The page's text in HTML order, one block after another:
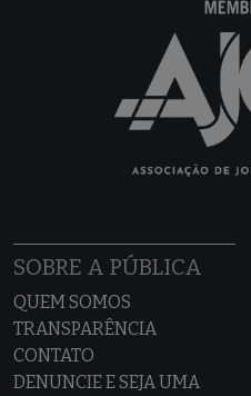
SOBRE A PÚBLICA
QUEM SOMOS
TRANSPARÊNCIA
CONTATO
DENUNCIE E SEJA UMA